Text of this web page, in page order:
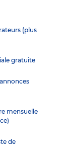
(plus
gratuite
mensuelle
de